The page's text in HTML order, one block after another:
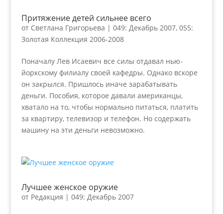
Притяжение детей сильнее всего
от Светлана Григорьева | 049: Декабрь 2007, 055:
Золотая Коллекция 2006-2008
Поначалу Лев Исаевич все силы отдавал нью-
йоркскому филиалу своей кафедры. Однако вскоре
он закрылся. Пришлось иначе зарабатывать
деньги. Пособия, которое давали американцы,
хватало на то, чтобы нормально питаться, платить
за квартиру, телевизор и телефон. Но содержать
машину на эти деньги невозможно.
Лучшее женское оружие
от Редакция | 049: Декабрь 2007